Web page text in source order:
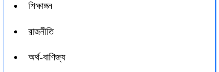
শিক্ষাঙ্গন
রাজনীতি
অর্থ-বাণিজ্য